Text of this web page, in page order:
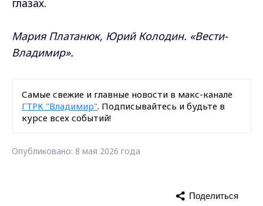
глазах.
Мария Платанюк, Юрий Колодин. «Вести-
Владимир».
Самые свежие и главные новости в макс-канале
ГТРК "Владимир". Подписывайтесь и будьте в
курсе всех событий!
Опубликовано: 8 мая 2026 года
Поделиться